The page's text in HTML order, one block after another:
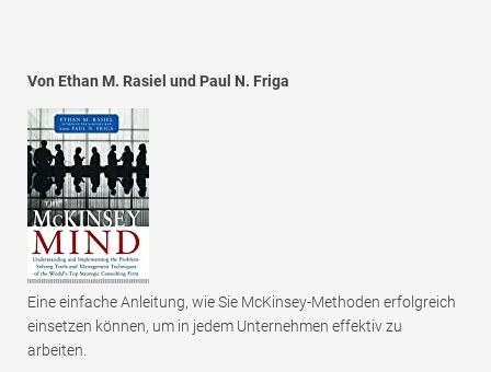
Von Ethan M. Rasiel und Paul N. Friga
Eine einfache Anleitung, wie Sie McKinsey-Methoden erfolgreich
einsetzen können, um in jedem Unternehmen effektiv zu
arbeiten.